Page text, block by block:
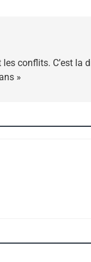
conflits. C’est la
» Tadla